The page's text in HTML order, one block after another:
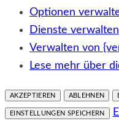
Optionen
Dienste verwalten
Verwalten von
Lese mehr über
AKZEPTIEREN ABLEHNEN
EINSTELLUNGEN SPEICHERN